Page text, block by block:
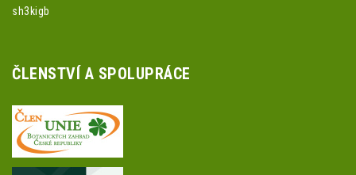
sh3kigb
ČLENSTVÍ A SPOLUPRÁCE